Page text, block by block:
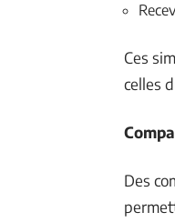
Ces
celles
Des